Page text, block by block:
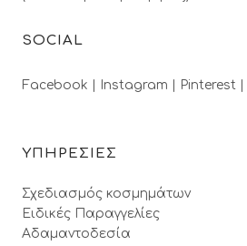
SOCIAL
Facebook | Instagram | Pinterest |
ΥΠΗΡΕΣΙΕΣ
Σχεδιασμός κοσμημάτων
Ειδικές Παραγγελίες
Αδαμαντοδεσία